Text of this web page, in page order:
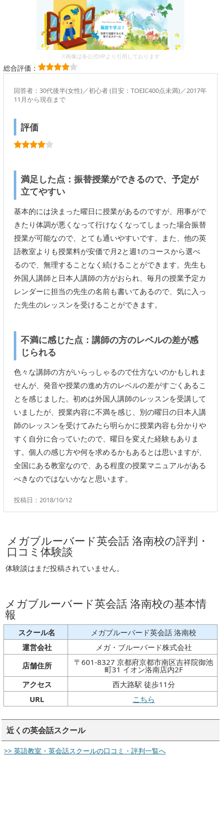
※画像は各公式HPより引用しております
総合評価：
回答者：30代後半(女性)／初心者 (目安：TOEIC400点未満)／2017年
11月から現在まで
評価
満足した点：振替授業ができるので、予定が
立てやすい
基本的には決まった曜日に授業があるのですが、用事がで
きたり体調が悪くなって行けなくなってしまった場合振替
授業が可能なので、とても通いやすいです。また、他の英
語教室よりも授業料が安価で月2と週1のコースから選べ
るので、無理することなく続けることができます。先生も
外国人講師と日本人講師の方がおられ、毎月の授業予定カ
レンダーに担当の先生の名前も書いてあるので、気に入っ
た先生のレッスンを受けることができます。
不満に感じた点：講師の方のレベルの差が感
じられる
色々な講師の方がいらっしゃるので仕方ないのかもしれま
せんが、発音や授業の進め方のレベルの差がすごくあるこ
とを感じました。初めは外国人講師のレッスンを受講して
いましたが、授業内容に不満を感じ、別の曜日の日本人講
師のレッスンを受けてみたら明らかに授業内容も分かりや
すく自分に合っていたので、曜日を変えた経験もありま
す。個人の感じ方や何を求めるかもあるとは思いますが、
全国にある教室なので、ある程度の授業マニュアルがある
べきなのではないかなと思います。
投稿日：2018/10/12
メガブルーバード英会話 洛南校の評判・
口コミ体験談
体験談はまだ投稿されていません。
メガブルーバード英会話 洛南校の基本情
報
スクール名
メガブルーバード英会話 洛南校
運営会社
メガ・ブルーバード株式会社
店舗住所
〒601-8327 京都府京都市南区吉祥院御池
町31 イオン洛南店内2F
アクセス
西大路駅 徒歩11分
URL
こちら
近くの英会話スクール
>> 英語教室・英会話スクールの口コミ・評判一覧へ